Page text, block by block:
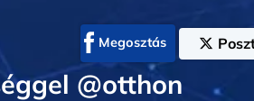
Megosztás
@otthon